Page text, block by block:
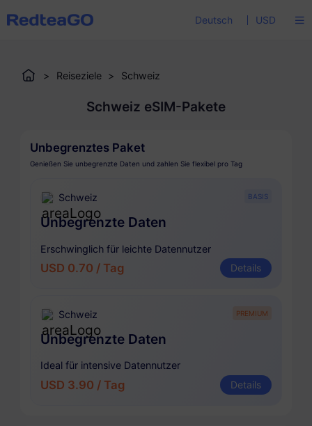
Deutsch USD
> Reiseziele > Schweiz
Schweiz eSIM-Pakete
Unbegrenztes Paket
Genießen Sie unbegrenzte Daten und zahlen Sie flexibel pro Tag
Schweiz
Unbegrenzte Daten
Erschwinglich für leichte Datennutzer
USD 0.70 / Tag Details
BASIS
Schweiz
Unbegrenzte Daten
Ideal für intensive Datennutzer
USD 3.90 / Tag Details
PREMIUM